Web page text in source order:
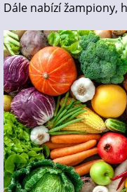
Dále nabízí žampiony,